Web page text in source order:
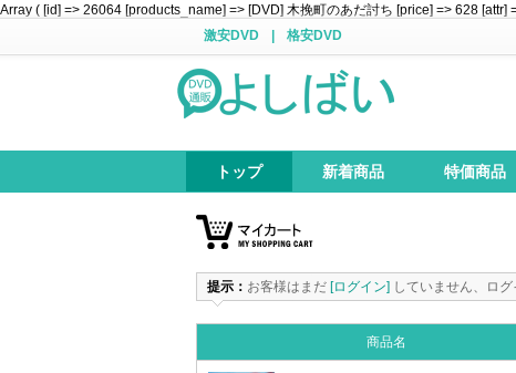
Array ( [id] => 26064 [products_name] => [DVD] 木挽町のあだ討ち [price] => 628 [attr]
激安DVD
格安DVD
トップ 新着商品 特価商品
提示： お客様はまだ [ログイン] していません、ログ
商品名